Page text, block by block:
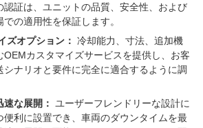
認証は、ユニットの品質、安全性、および
の適用性を保証します。
ズオプション： 冷却能力、寸法、追加機
OEMカスタマイズサービスを提供し、お客
シナリオと要件に完全に適合するように調
な展開：
ユーザーフレンドリーな設計に
便利に設置でき、車両のダウンタイムを最